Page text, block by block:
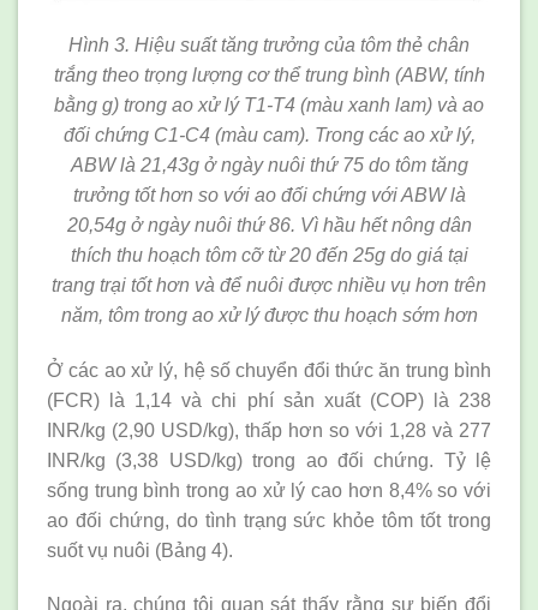
Hình 3. Hiệu suất tăng trưởng của tôm thẻ chân
trắng theo trọng lượng cơ thể trung bình (ABW, tính
bằng g) trong ao xử lý T1-T4 (màu xanh lam) và ao
đối chứng C1-C4 (màu cam). Trong các ao xử lý,
ABW là 21,43g ở ngày nuôi thứ 75 do tôm tăng
trưởng tốt hơn so với ao đối chứng với ABW là
20,54g ở ngày nuôi thứ 86. Vì hầu hết nông dân
thích thu hoạch tôm cỡ từ 20 đến 25g do giá tại
trang trại tốt hơn và để nuôi được nhiều vụ hơn trên
năm, tôm trong ao xử lý được thu hoạch sớm hơn
Ở các ao xử lý, hệ số chuyển đổi thức ăn trung bình
(FCR) là 1,14 và chi phí sản xuất (COP) là 238
INR/kg (2,90 USD/kg), thấp hơn so với 1,28 và 277
INR/kg (3,38 USD/kg) trong ao đối chứng. Tỷ lệ
sống trung bình trong ao xử lý cao hơn 8,4% so với
ao đối chứng, do tình trạng sức khỏe tôm tốt trong
suốt vụ nuôi (Bảng 4).
Ngoài ra, chúng tôi quan sát thấy rằng sự biến đổi